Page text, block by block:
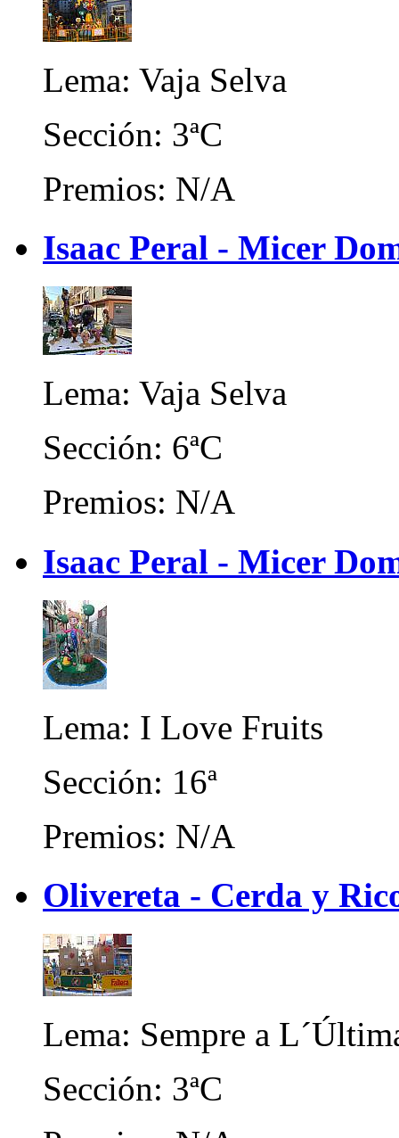
Lema: Vaja Selva
Sección: 3ªC
Premios: N/A
Isaac Peral - Micer
Lema: Vaja Selva
Sección: 6ªC
Premios: N/A
Isaac Peral - Micer
Lema: I Love Fruits
Sección: 16ª
Premios: N/A
Olivereta - Cerda y
Lema: Sempre a
Sección: 3ªC